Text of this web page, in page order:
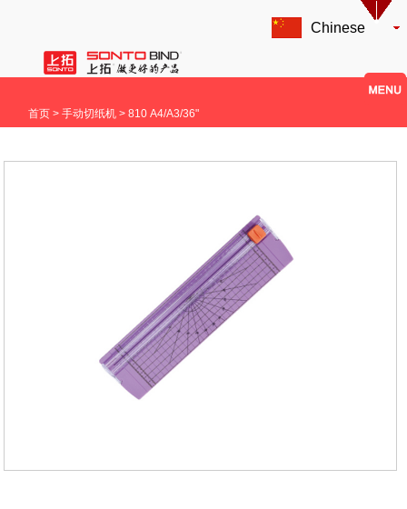
Chinese
首页 > 手动切纸机 > 810 A4/A3/36"